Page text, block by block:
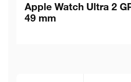
Apple Watch Ultra 2
49 mm